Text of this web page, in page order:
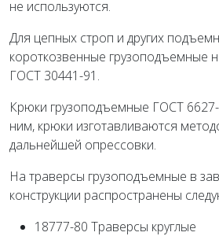
не используются.
Для цепных строп и других
короткозвенные грузоподъемные
ГОСТ 30441-91.
Крюки грузоподъемные ГОСТ
ним, крюки изготавливаются
дальнейшей опрессовки.
На траверсы грузоподъемные в
конструкции распространены
18777-80 Траверсы круглые